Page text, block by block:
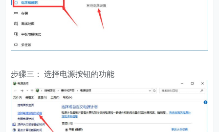
步骤三： 选择电源按钮的功能